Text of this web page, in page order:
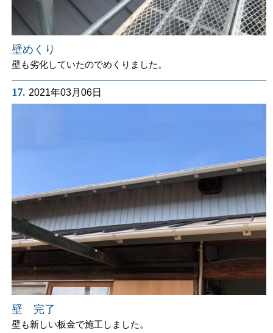
壁めくり
壁も劣化していたのでめくりました。
17. 2021年03月06日
壁 完了
壁も新しい板金で施工しました。